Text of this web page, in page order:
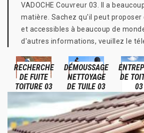
VADOCHE Couvreur 03. Il a
matière. Sachez qu'il peut
et accessibles à beaucoup de
d'autres informations, veuillez le
RECHERCHE
DE FUITE
TOITURE 03
DÉMOUSSAGE
NETTOYAGE
DE TUILE 03
DE
03